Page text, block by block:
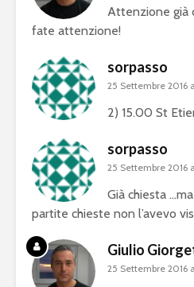
Attenzione già
fate attenzione!
sorpasso
25 Settembre 2016
2) 15.00 St
sorpasso
25 Settembre 2016
Già chiesta
partite chieste non l’avevo
Giulio
25 Settembre 2016